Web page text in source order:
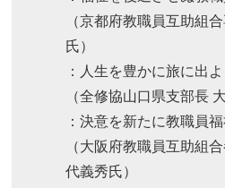
（京都府教職員互助組
氏）
：人生を豊かに旅に出よ
（全修協山口県支部長
：決意を新たに教職員
（大阪府教職員互助組
代義秀氏）